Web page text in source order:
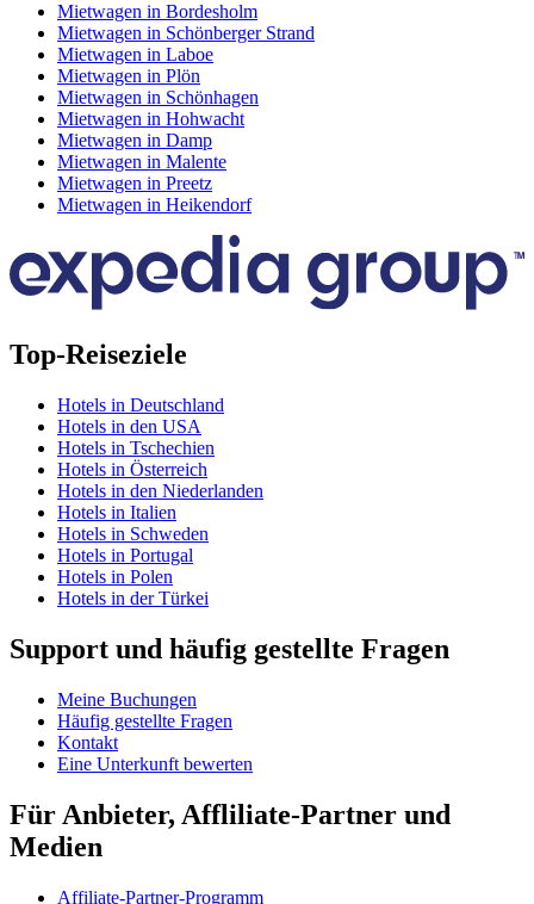
Mietwagen in Bordesholm
Mietwagen in Schönberger Strand
Mietwagen in Laboe
Mietwagen in Plön
Mietwagen in Schönhagen
Mietwagen in Hohwacht
Mietwagen in Damp
Mietwagen in Malente
Mietwagen in Preetz
Mietwagen in Heikendorf
Top-Reiseziele
Hotels in Deutschland
Hotels in den USA
Hotels in Tschechien
Hotels in Österreich
Hotels in den Niederlanden
Hotels in Italien
Hotels in Schweden
Hotels in Portugal
Hotels in Polen
Hotels in der Türkei
Support und häufig gestellte Fragen
Meine Buchungen
Häufig gestellte Fragen
Kontakt
Eine Unterkunft bewerten
Für Anbieter, Affliliate-Partner und
Medien
Affiliate-Partner-Programm